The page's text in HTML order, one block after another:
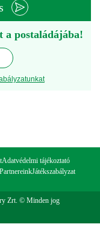
a postaládájába!
Adatvédelmi tájékoztató
PartnereinkJátékszabályzat
Zrt. © Minden jog